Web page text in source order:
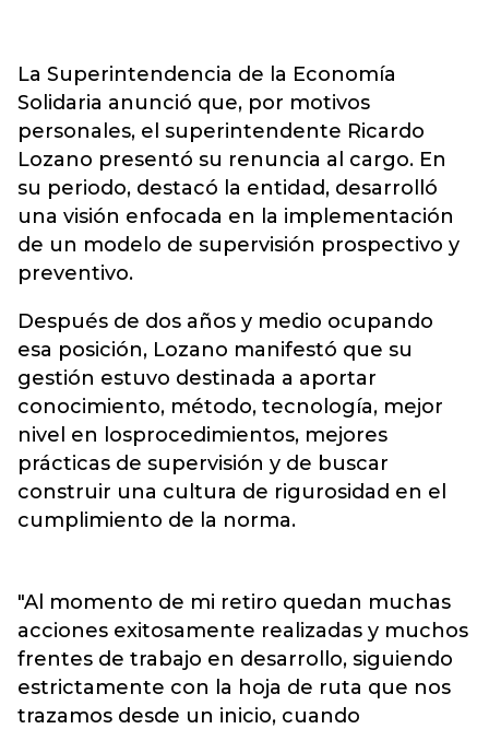
La Superintendencia de la Economía
Solidaria anunció que, por motivos
personales, el superintendente Ricardo
Lozano presentó su renuncia al cargo. En
su periodo, destacó la entidad, desarrolló
una visión enfocada en la implementación
de un modelo de supervisión prospectivo y
preventivo.
Después de dos años y medio ocupando
esa posición, Lozano manifestó que su
gestión estuvo destinada a aportar
conocimiento, método, tecnología, mejor
nivel en losprocedimientos, mejores
prácticas de supervisión y de buscar
construir una cultura de rigurosidad en el
cumplimiento de la norma.
"Al momento de mi retiro quedan muchas
acciones exitosamente realizadas y muchos
frentes de trabajo en desarrollo, siguiendo
estrictamente con la hoja de ruta que nos
trazamos desde un inicio, cuando